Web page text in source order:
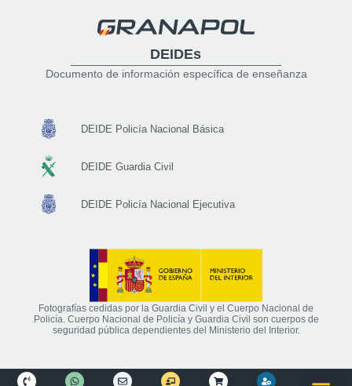
DEIDEs
Documento de información específica de enseñanza
DEIDE Policía Nacional Básica
DEIDE Guardia Civil
DEIDE Policía Nacional Ejecutiva
Fotografías cedidas por la Guardia Civil y el Cuerpo Nacional de
Policía. Cuerpo Nacional de Policía y Guardia Civil son cuerpos de
seguridad pública dependientes del Ministerio del Interior.